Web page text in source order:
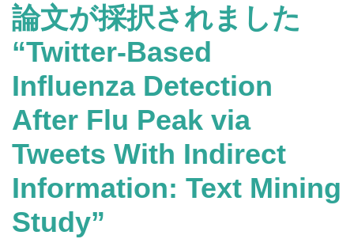
ツ
へ
ス
プ
論文が採択されました
“Twitter-Based
Influenza Detection
After Flu Peak via
Tweets With Indirect
Information: Text Mining
Study”